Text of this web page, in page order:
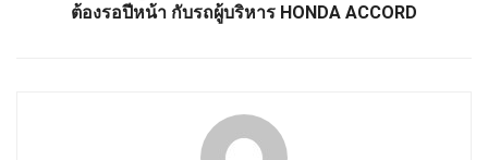
ต้องรอปีหน้า กับรถผู้บริหาร HONDA ACCORD